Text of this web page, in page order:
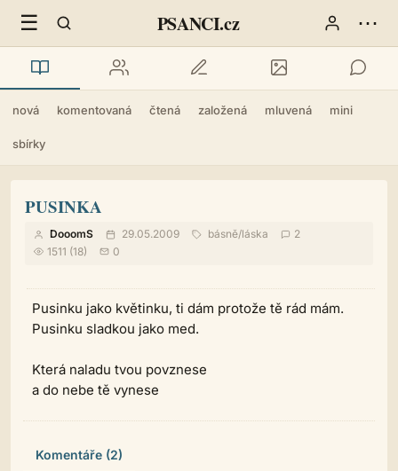
☰ PSANCI.cz ⋯
nová komentovaná čtená založená mluvená mini
sbírky
PUSINKA
DooomS 29.05.2009 básně/láska
2
1511 (18)
0
Pusinku jako květinku, ti dám protože tě rád mám.
Pusinku sladkou jako med.
Která naladu tvou povznese
a do nebe tě vynese
Komentáře (2)